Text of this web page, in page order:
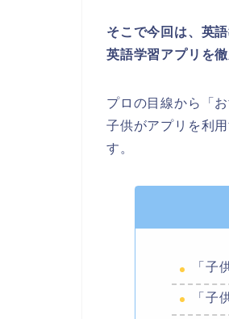
そこで今回は、英
英語学習アプリを徹
プロの目線から「
子供がアプリを利
す。
「子
「子